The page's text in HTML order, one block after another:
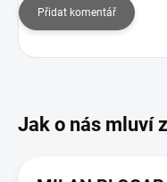
Přidat komentář